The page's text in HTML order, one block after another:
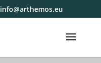
info@arthemos.eu